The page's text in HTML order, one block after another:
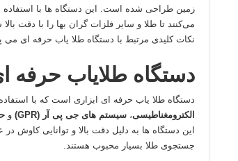
زمین طراحی شده است. این دستگاه‌ ها با استفاده
می‌کنند تا طلا و سایر فلزات گران‌ بها را با دقت
نکات کلیدی مرتبط با دستگاه طلا یاب حرفه‌ ای می‌
دستگاه طلایاب
دستگاه طلا یاب حرفه‌ ای ابزاری است که با
الکترومغناطیسی، سیستم‌ های جی‌ پی‌ آر (GPR) و
این دستگاه‌ ها به دلیل دقت بالا و توانایی کاوش
جستجوی طلا بسیار محبوب هستند.